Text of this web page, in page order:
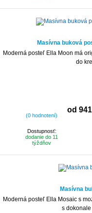
Masívna buková
Moderná posteľ Ella Moon má
do
(0 hodnotení)
Dostupnosť:
dodanie do 11
týždňov
od
Masívna
Moderná posteľ Ella Mosaic s
s